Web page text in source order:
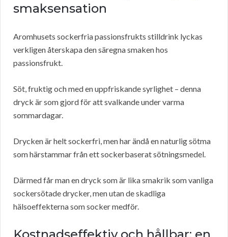
smaksensation
Aromhusets sockerfria passionsfrukts stilldrink lyckas
verkligen återskapa den säregna smaken hos
passionsfrukt.
Söt, fruktig och med en uppfriskande syrlighet – denna
dryck är som gjord för att svalkande under varma
sommardagar.
Drycken är helt sockerfri, men har ändå en naturlig sötma
som härstammar från ett sockerbaserat sötningsmedel.
Därmed får man en dryck som är lika smakrik som vanliga
sockersötade drycker, men utan de skadliga
hälsoeffekterna som socker medför.